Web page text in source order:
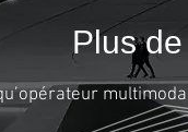
Plus